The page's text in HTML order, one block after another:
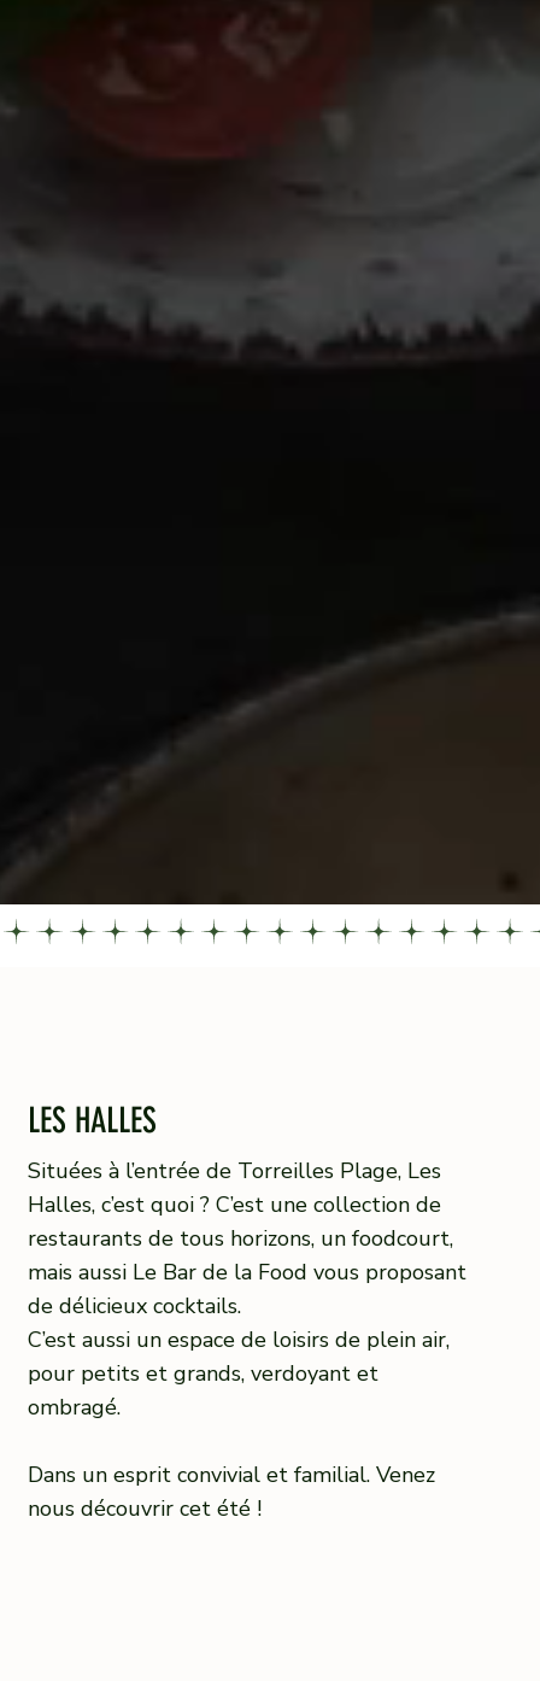
LES HALLES
Situées à l’entrée de Torreilles Plage, Les
Halles, c’est quoi ? C’est une collection de
restaurants de tous horizons, un foodcourt,
mais aussi Le Bar de la Food vous proposant
de délicieux cocktails.
C’est aussi un espace de loisirs de plein air,
pour petits et grands, verdoyant et
ombragé.
Dans un esprit convivial et familial. Venez
nous découvrir cet été !